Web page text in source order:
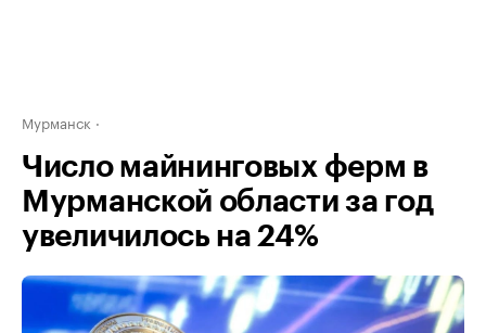
Мурманск
Число майнинговых ферм в
Мурманской области за год
увеличилось на 24%